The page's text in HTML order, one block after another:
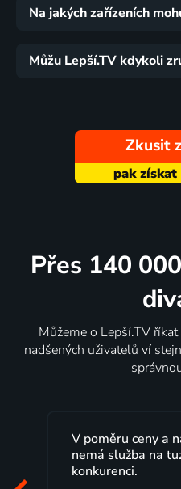
Na jakých zařízeních
Můžu Lepší.TV kdykoli
Zkusit
Přes 140
Můžeme o Lepší.TV
nadšených uživatelů ví